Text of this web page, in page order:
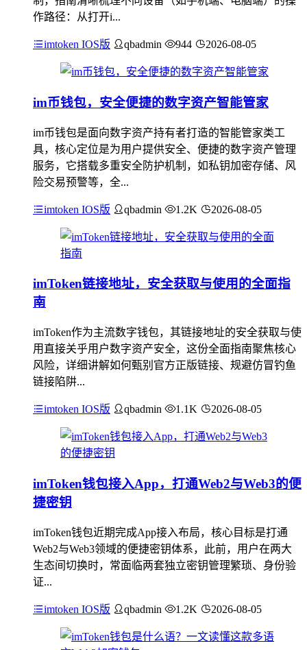
作路径：从打开i...
imtoken IOS版 qbadmin 944 2026-08-05
im币钱包，安全便捷的数字资产智能管家
im币钱包是面向数字资产持有者打造的智能管家类工
具，核心定位是为用户提供安全、便捷的数字资产管理
服务，它搭载多重安全防护机制，如私钥加密存储、风
险交易预警等，全...
imtoken IOS版 qbadmin 1.2K 2026-08-05
imToken链接地址，安全获取与使用的全面指
南
imToken作为主流数字钱包，其链接地址的安全获取与使
用直接关乎用户数字资产安全，这份全面指南聚焦核心
风险，详细讲解如何甄别官方正版链接、规避仿冒钓鱼
链接陷阱...
imtoken IOS版 qbadmin 1.1K 2026-08-05
imToken钱包接入App，打通Web2与Web3的便
捷密钥
imToken钱包近期完成App接入布局，核心目标是打通
Web2与Web3领域的便捷密钥体系，此前，用户在两大
生态间切换时，常面临两套独立密钥管理繁琐、身份验
证...
imtoken IOS版 qbadmin 1.2K 2026-08-05